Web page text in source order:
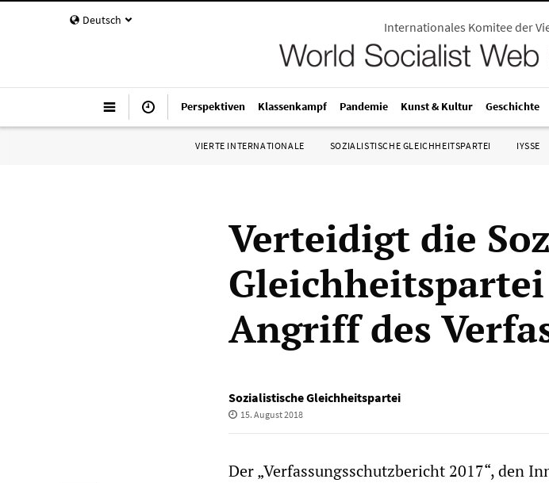
Deutsch Internationales Komitee der
Perspektiven Klassenkampf Pandemie Kunst & Kultur Geschichte
VIERTE INTERNATIONALE SOZIALISTISCHE GLEICHHEITSPARTEI IYSSE
Verteidigt die
Angriff des
Sozialistische Gleichheitspartei
15. August 2018
Der „Verfassungsschutzbericht 2017“, den